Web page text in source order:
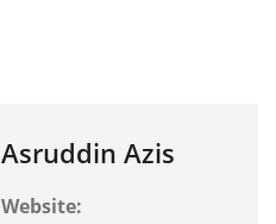
Asruddin Azis
Website: